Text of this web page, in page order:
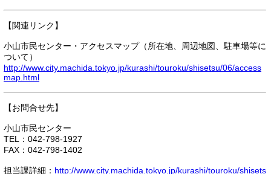
【関連リンク】
小山市民センター・アクセスマップ（所在地、周辺地図、駐車場等に
ついて）
http://www.city.machida.tokyo.jp/kurashi/touroku/shisetsu/06/access
map.html
【お問合せ先】
小山市民センター
TEL：042-798-1927
FAX：042-798-1402
担当課詳細： http://www.city.machida.tokyo.jp/kurashi/touroku/shisets